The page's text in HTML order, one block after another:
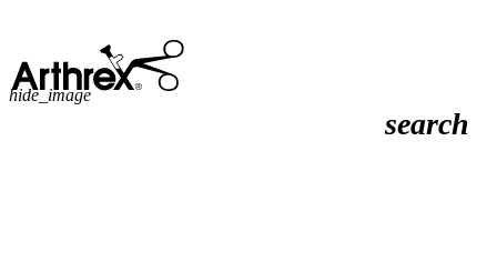
search
hide_image